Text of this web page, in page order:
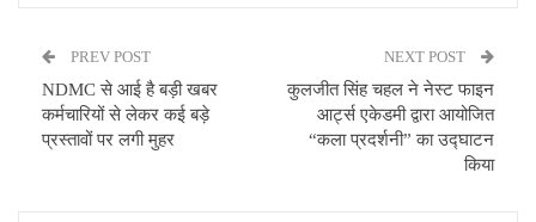
PREV POST
NDMC से आई है बड़ी खबर
कर्मचारियों से लेकर कई बड़े
प्रस्तावों पर लगी मुहर
NEXT POST
कुलजीत सिंह चहल ने नेस्ट फाइन
आर्ट्स एकेडमी द्वारा आयोजित
“कला प्रदर्शनी” का उद्घाटन
किया